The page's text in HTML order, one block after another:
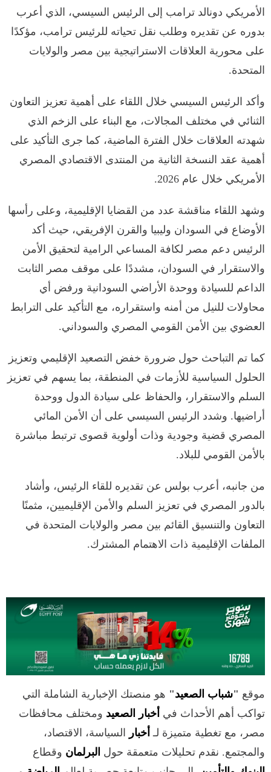
الأمريكي دونالد ترامب إلى الرئيس السيسي، الذي أعرب
بدوره عن تقديره وطلب نقل تحياته للرئيس ترامب، مؤكدًا
على محورية العلاقات الاستراتيجية بين مصر والولايات
المتحدة.
وأكد الرئيس السيسي خلال اللقاء على أهمية تعزيز التعاون
الثنائي في مختلف المجالات، مع البناء على الزخم الذي
شهدته العلاقات خلال الفترة الماضية، كما جرى التأكيد على
أهمية عقد النسخة الثانية من المنتدى الاقتصادي المصري
الأمريكي خلال عام 2026.
وشهد اللقاء مناقشة عدد من القضايا الإقليمية، وعلى رأسها
الأوضاع في السودان وليبيا والقرن الإفريقي، حيث أكد
الرئيس دعم مصر لكافة المساعي الرامية لتحقيق الأمن
والاستقرار في السودان، مشددًا على موقف مصر الثابت
الداعم للسيادة ووحدة الأراضي السودانية ورفض أي
محاولات للنيل من أمنه واستقراره، مع التأكيد على الترابط
العضوي بين الأمن القومي المصري والسوداني.
كما تم التباحث حول ضرورة خفض التصعيد الإقليمي وتعزيز
الحلول السياسية للأزمات في المنطقة، بما يسهم في تعزيز
السلم والاستقرار، والحفاظ على سيادة الدول ووحدة
أراضيها. وشدد الرئيس السيسي على أن الأمن المائي
المصري قضية وجودية وذات أولوية قصوى ترتبط مباشرة
بالأمن القومي للبلاد.
من جانبه، أعرب بولس عن تقديره للقاء الرئيس، وأشاد
بالدور المصري في تعزيز السلم والأمن الإقليميين، مثمنًا
التعاون والتنسيق القائم بين مصر والولايات المتحدة في
الملفات الإقليمية ذات الاهتمام المشترك.
موقع "شباب الصعيد" هو منصتك الإخبارية الشاملة التي
تواكب أهم الأحداث في أخبار الصعيد ومختلف محافظات
مصر، مع تغطية متميزة لـ أخبار السياسة، الاقتصاد،
والمجتمع. نقدم تحليلات متعمقة حول البرلمان وقطاع